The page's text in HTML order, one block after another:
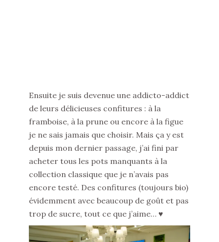
Ensuite je suis devenue une addicto-addict
de leurs délicieuses confitures : à la
framboise, à la prune ou encore à la figue
je ne sais jamais que choisir. Mais ça y est
depuis mon dernier passage, j’ai fini par
acheter tous les pots manquants à la
collection classique que je n’avais pas
encore testé. Des confitures (toujours bio)
évidemment avec beaucoup de goût et pas
trop de sucre, tout ce que j’aime… ♥